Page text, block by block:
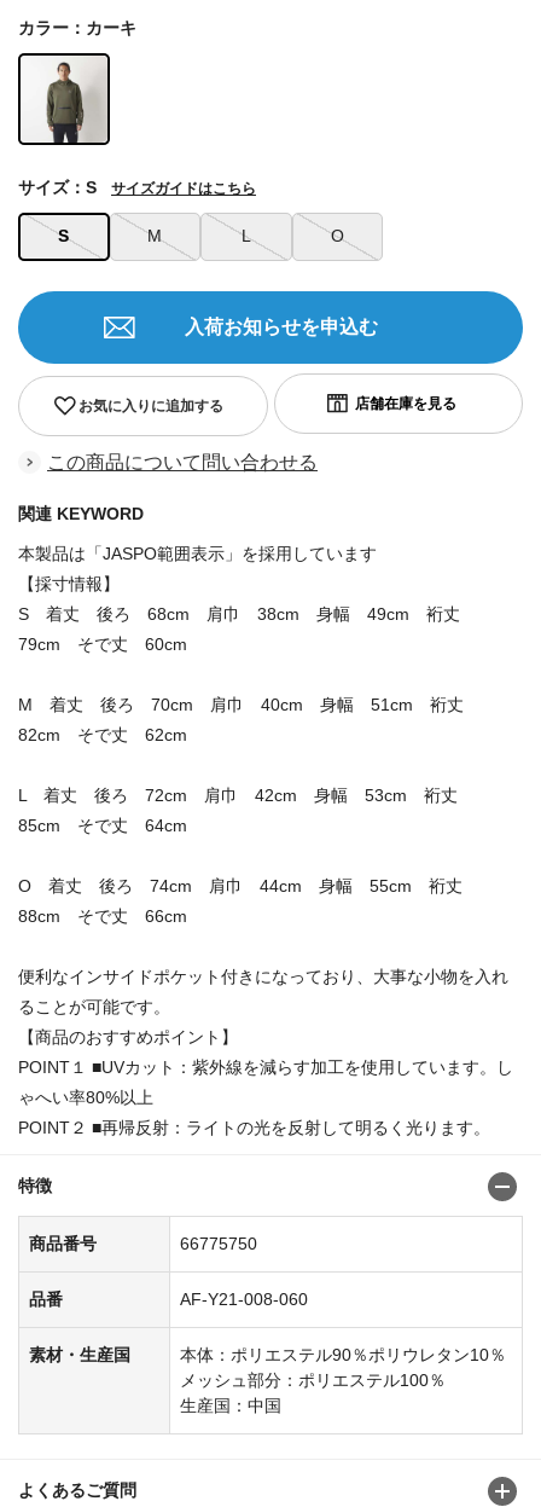
カラー：カーキ
S M L O
サイズ：S サイズガイドはこちら
お気に入りに追加する
入荷お知らせを申込む
この商品について問い合わせる
関連 KEYWORD
本製品は「JASPO範囲表示」を採用しています
【採寸情報】
S 着丈 後ろ 68cm 肩巾 38cm 身幅 49cm 裄丈
79cm そで丈 60cm
M 着丈 後ろ 70cm 肩巾 40cm 身幅 51cm 裄丈
82cm そで丈 62cm
L 着丈 後ろ 72cm 肩巾 42cm 身幅 53cm 裄丈
85cm そで丈 64cm
O 着丈 後ろ 74cm 肩巾 44cm 身幅 55cm 裄丈
88cm そで丈 66cm
便利なインサイドポケット付きになっており、大事な小物を入れ
ることが可能です。
【商品のおすすめポイント】
POINT１ ■UVカット：紫外線を減らす加工を使用しています。し
ゃへい率80%以上
POINT２ ■再帰反射：ライトの光を反射して明るく光ります。
特徴
商品番号 66775750
品番 AF-Y21-008-060
素材・生産国
本体：ポリエステル90％ポリウレタン10％
メッシュ部分：ポリエステル100％
生産国：中国
よくあるご質問